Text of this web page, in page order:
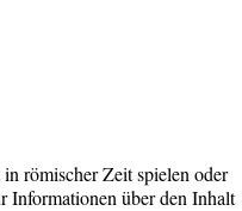
römischer Zeit spielen oder
Informationen über den Inhalt